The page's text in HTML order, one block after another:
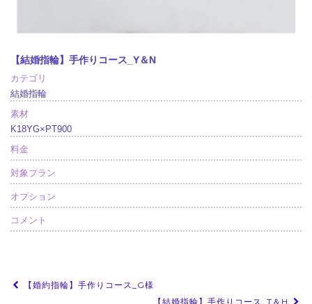
【結婚指輪】手作りコース_Y＆N
カテゴリ
結婚指輪
素材
K18YG×PT900
料金
対象プラン
オプション
コメント
投【婚約指輪】手作りコース_G様
【結婚指輪】手作りコース_T＆H